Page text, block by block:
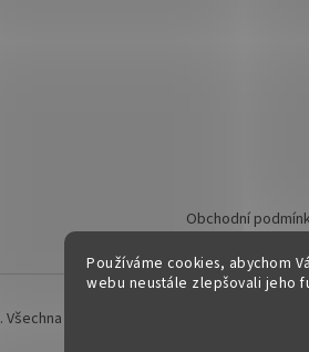
Používáme cookies, abychom
webu neustále zlepšovali jeho
Obchodní
. Všechna práva vyhrazena.